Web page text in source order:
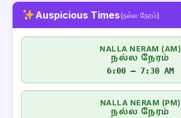
Auspicious Times(நல்ல நேரம்)
NALLA NERAM (AM)
நல்ல நேரம்
6:00 – 7:30 AM
NALLA NERAM (PM)
நல்ல நேரம்